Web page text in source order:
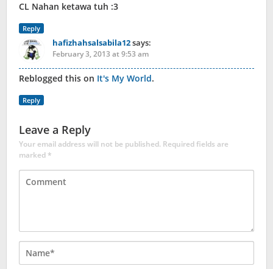
CL Nahan ketawa tuh :3
Reply
hafizhahsalsabila12says:
February 3, 2013 at 9:53 am
Reblogged this on It's My World.
Reply
Leave a Reply
Your email address will not be published. Required fields are
marked*